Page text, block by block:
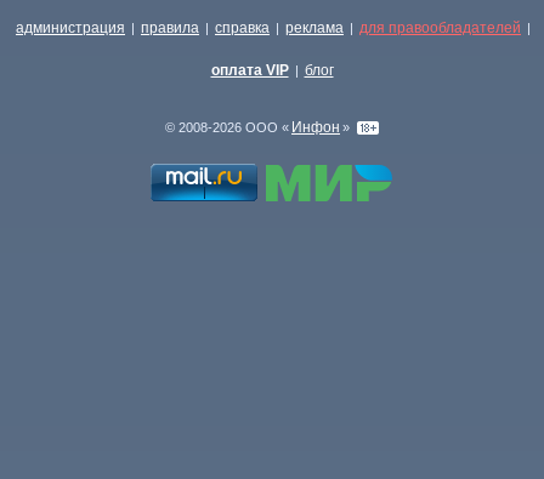
администрация | правила | справка | реклама | для правообладателей |
оплата VIP | блог
© 2008-2026 ООО « Инфон »